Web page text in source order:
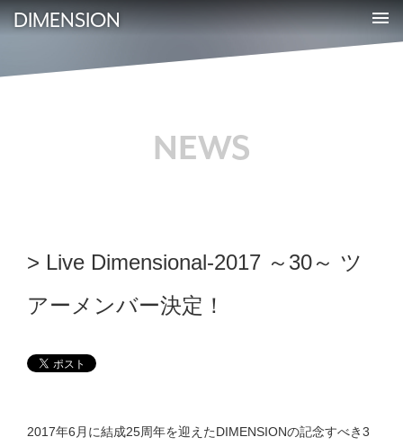
DIMENSION
NEWS
Live Dimensional-2017 ～30～ ツ
アーメンバー決定！
2017年6月に結成25周年を迎えたDIMENSIONの記念すべき3